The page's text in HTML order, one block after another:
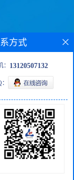
试剂盒
方式
： 13120507132